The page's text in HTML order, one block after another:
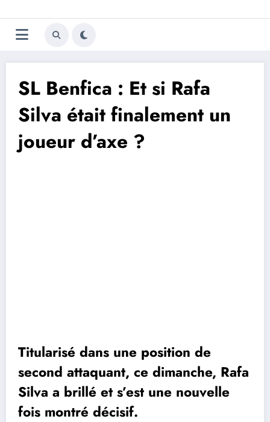
au
contenu
Trivela
L'actualité du football
SL Benfica : Et si Rafa
Silva était finalement un
joueur d’axe ?
Titularisé dans une position de
second attaquant, ce dimanche, Rafa
Silva a brillé et s’est une nouvelle
fois montré décisif.